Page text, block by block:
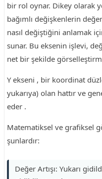
bir rol oynar. Dikey olarak
bağımlı değişkenlerin
nasıl değiştiğini anlamak
sunar. Bu eksenin işlevi,
net bir şekilde
Y ekseni , bir koordinat
yukarıya) olan hattır ve
eder .
Matematiksel ve grafiksel
şunlardır:
Değer Artışı: Yukarı